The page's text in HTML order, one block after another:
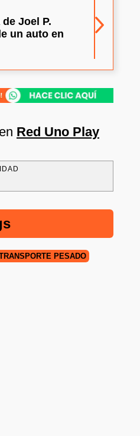
Joel P.
un auto en
Red Uno Play
PESADO